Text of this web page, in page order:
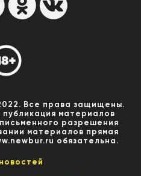
Все права защищены.
материалов
разрешения
материалов прямая
обязательна.